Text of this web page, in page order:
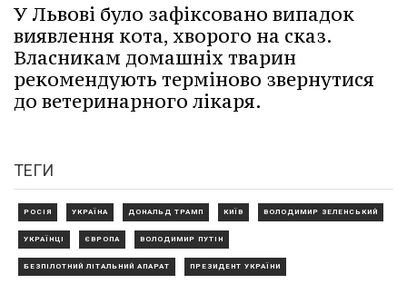
У Львові було зафіксовано випадок
виявлення кота, хворого на сказ.
Власникам домашніх тварин
рекомендують терміново звернутися
до ветеринарного лікаря.
ТЕГИ
РОСІЯ УКРАЇНА ДОНАЛЬД ТРАМП КИЇВ ВОЛОДИМИР ЗЕЛЕНСЬКИЙ
УКРАЇНЦІ ЄВРОПА ВОЛОДИМИР ПУТІН
БЕЗПІЛОТНИЙ ЛІТАЛЬНИЙ АПАРАТ ПРЕЗИДЕНТ УКРАЇНИ